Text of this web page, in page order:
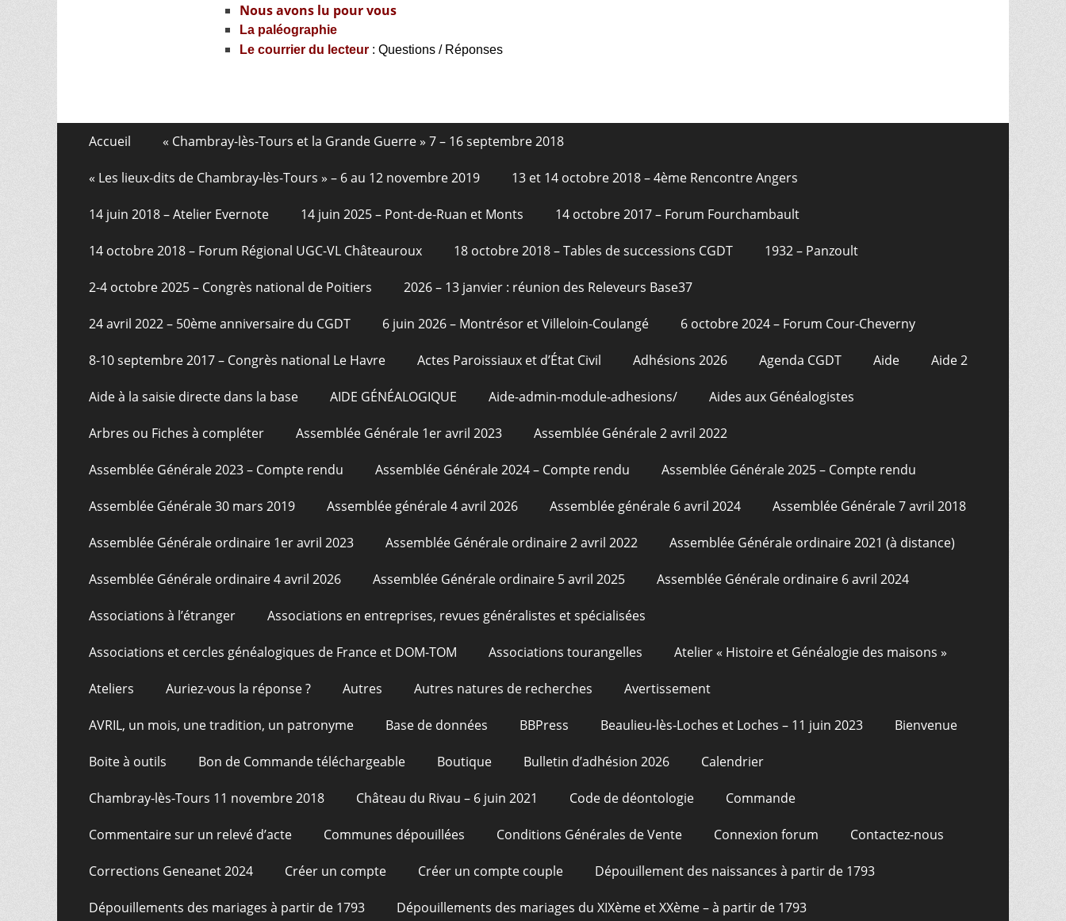
Nous avons lu pour vous
La paléographie
Le courrier du lecteur : Questions / Réponses
Menu
de
page
contenu
Accueil « Chambray-lès-Tours et la Grande Guerre » 7 – 16 septembre 2018
« Les lieux-dits de Chambray-lès-Tours » – 6 au 12 novembre 2019 13 et 14 octobre 2018 – 4ème Rencontre Angers
14 juin 2018 – Atelier Evernote 14 juin 2025 – Pont-de-Ruan et Monts 14 octobre 2017 – Forum Fourchambault
14 octobre 2018 – Forum Régional UGC-VL Châteauroux 18 octobre 2018 – Tables de successions CGDT 1932 – Panzoult
2-4 octobre 2025 – Congrès national de Poitiers 2026 – 13 janvier : réunion des Releveurs Base37
24 avril 2022 – 50ème anniversaire du CGDT 6 juin 2026 – Montrésor et Villeloin-Coulangé 6 octobre 2024 – Forum Cour-Cheverny
8-10 septembre 2017 – Congrès national Le Havre Actes Paroissiaux et d’État Civil Adhésions 2026 Agenda CGDT Aide Aide 2
Aide à la saisie directe dans la base AIDE GÉNÉALOGIQUE Aide-admin-module-adhesions/ Aides aux Généalogistes
Arbres ou Fiches à compléter Assemblée Générale 1er avril 2023 Assemblée Générale 2 avril 2022
Assemblée Générale 2023 – Compte rendu Assemblée Générale 2024 – Compte rendu Assemblée Générale 2025 – Compte rendu
Assemblée Générale 30 mars 2019 Assemblée générale 4 avril 2026 Assemblée générale 6 avril 2024 Assemblée Générale 7 avril 2018
Assemblée Générale ordinaire 1er avril 2023 Assemblée Générale ordinaire 2 avril 2022 Assemblée Générale ordinaire 2021 (à distance)
Assemblée Générale ordinaire 4 avril 2026 Assemblée Générale ordinaire 5 avril 2025 Assemblée Générale ordinaire 6 avril 2024
Associations à l’étranger Associations en entreprises, revues généralistes et spécialisées
Associations et cercles généalogiques de France et DOM-TOM Associations tourangelles Atelier « Histoire et Généalogie des maisons »
Ateliers Auriez-vous la réponse ? Autres Autres natures de recherches Avertissement
AVRIL, un mois, une tradition, un patronyme Base de données BBPress Beaulieu-lès-Loches et Loches – 11 juin 2023 Bienvenue
Boite à outils Bon de Commande téléchargeable Boutique Bulletin d’adhésion 2026 Calendrier
Chambray-lès-Tours 11 novembre 2018 Château du Rivau – 6 juin 2021 Code de déontologie Commande
Commentaire sur un relevé d’acte Communes dépouillées Conditions Générales de Vente Connexion forum Contactez-nous
Corrections Geneanet 2024 Créer un compte Créer un compte couple Dépouillement des naissances à partir de 1793
Dépouillements des mariages à partir de 1793 Dépouillements des mariages du XIXème et XXème – à partir de 1793